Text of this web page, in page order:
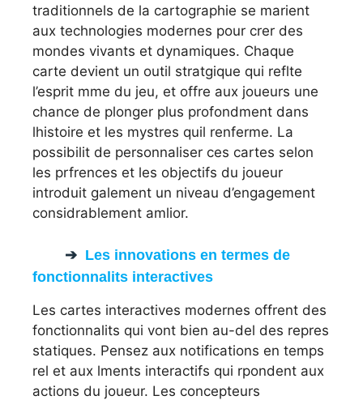
traditionnels de la cartographie se marient
aux technologies modernes pour crer des
mondes vivants et dynamiques. Chaque
carte devient un outil stratgique qui reflte
l’esprit mme du jeu, et offre aux joueurs une
chance de plonger plus profondment dans
lhistoire et les mystres quil renferme. La
possibilit de personnaliser ces cartes selon
les prfrences et les objectifs du joueur
introduit galement un niveau d’engagement
considrablement amlior.
Les innovations en termes de
fonctionnalits interactives
Les cartes interactives modernes offrent des
fonctionnalits qui vont bien au-del des repres
statiques. Pensez aux notifications en temps
rel et aux lments interactifs qui rpondent aux
actions du joueur. Les concepteurs